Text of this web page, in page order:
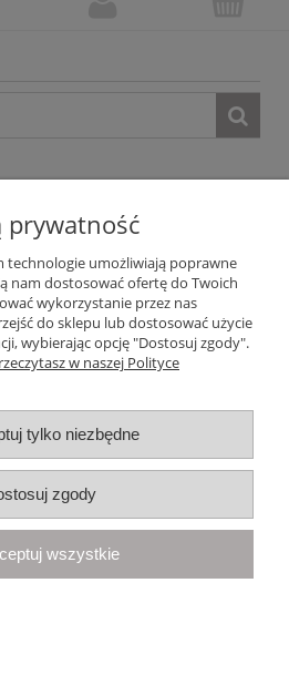
Pomoc
konto
Informacje
O nas
86-010 Samociążek, woj. kujawsko-
068, e-mail:kontakt@yourspace.pl
prywatność
technologie umożliwiają poprawne
nam dostosować ofertę do Twoich
wykorzystanie przez nas
do sklepu lub dostosować użycie
wybierając opcję "Dostosuj zgody".
w naszej Polityce
tylko niezbędne
zgody
wszystkie